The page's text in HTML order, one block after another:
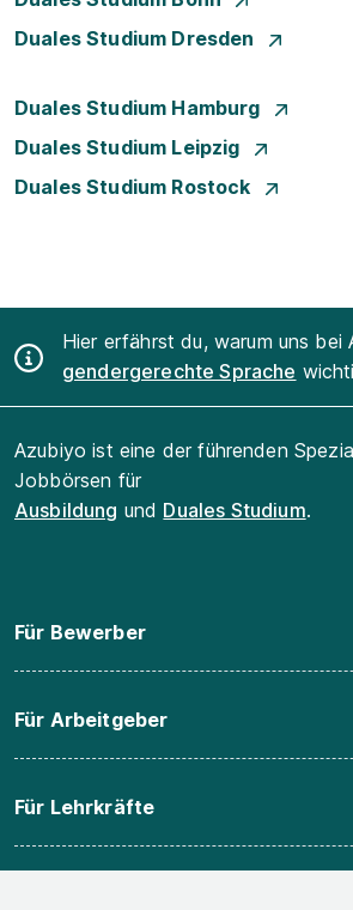
Duales Studium Dresden
Duales Studium Hamburg
Duales Studium Leipzig
Duales Studium Rostock
Hier erfährst du, warum uns bei
gendergerechte Sprache
Azubiyo ist eine der führenden
Jobbörsen für
Ausbildung und Duales Studium.
Für Bewerber
Für Arbeitgeber
Für Lehrkräfte